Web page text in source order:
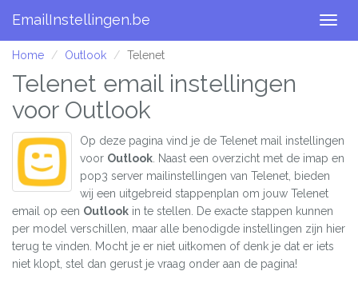
EmailInstellingen.be
Home Outlook Telenet
Telenet email instellingen
voor Outlook
Op deze pagina vind je de Telenet mail instellingen
voor Outlook . Naast een overzicht met de imap en
pop3 server mailinstellingen van Telenet, bieden
wij een uitgebreid stappenplan om jouw Telenet
email op een Outlook in te stellen. De exacte stappen kunnen
per model verschillen, maar alle benodigde instellingen zijn hier
terug te vinden. Mocht je er niet uitkomen of denk je dat er iets
niet klopt, stel dan gerust je vraag onder aan de pagina!